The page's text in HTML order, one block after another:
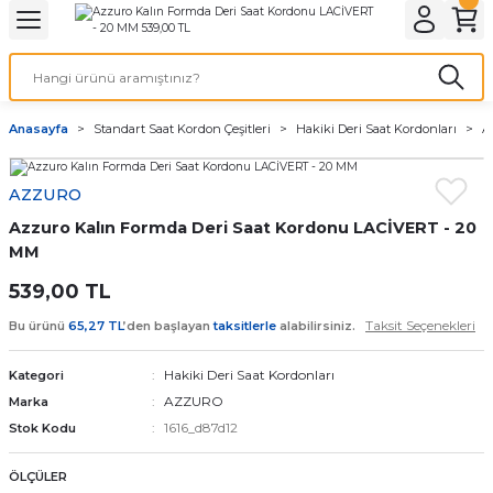
Geri Dön
& ELEKTİRİK AYDINLATMA & ELEKTRİK
Geri Dön
ve Cihaz Pilleri
ÇEŞİTLERİ
ÇEŞİTLERİ
Geri Dön
Geri Dön
Kordon Çeşitleri
Kordonları
Kordonu
saat kordonu
Kordonları
Anasayfa Standart Saat Kordon Çeşitleri Hakiki Deri Saat Kordonları
AZZURO
Azzuro Kalın Formda Deri Saat Kordonu LACİVERT - 20
MM
539,00 TL
Bu ürünü 65,27 TL’den başlayantaksitlerle alabilirsiniz. Taksit Seçenekleri
Kategori Hakiki Deri Saat Kordonları
Marka AZZURO
Stok Kodu 1616_d87d12
ÖLÇÜLER